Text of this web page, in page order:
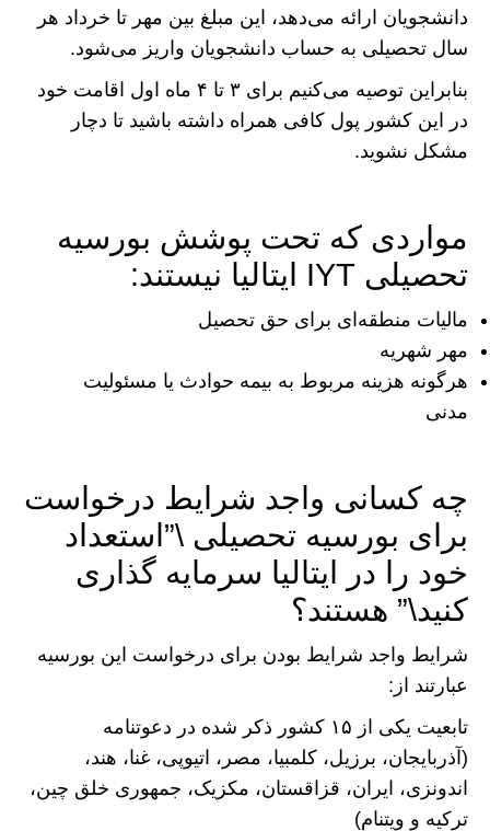
دانشجویان ارائه می‌دهد، این مبلغ بین مهر تا خرداد هر
سال تحصیلی به حساب دانشجویان واریز می‌شود.
بنابراین توصیه می‌کنیم برای ۳ تا ۴ ماه اول اقامت خود
در این کشور پول کافی همراه داشته باشید تا دچار
مشکل نشوید.
مواردی که تحت پوشش بورسیه
تحصیلی IYT ایتالیا نیستند:
مالیات منطقه‌ای برای حق تحصیل
مهر شهریه
هرگونه هزینه مربوط به بیمه حوادث یا مسئولیت
مدنی
چه کسانی واجد شرایط درخواست
برای بورسیه تحصیلی \”استعداد
خود را در ایتالیا سرمایه گذاری
کنید\” هستند؟
شرایط واجد شرایط بودن برای درخواست این بورسیه
عبارتند از:
تابعیت یکی از ۱۵ کشور ذکر شده در دعوتنامه
(آذربایجان، برزیل، کلمبیا، مصر، ‌اتیوپی، غنا، هند،
اندونزی، ایران، قزاقستان، مکزیک، جمهوری خلق چین،
ترکیه و ویتنام)